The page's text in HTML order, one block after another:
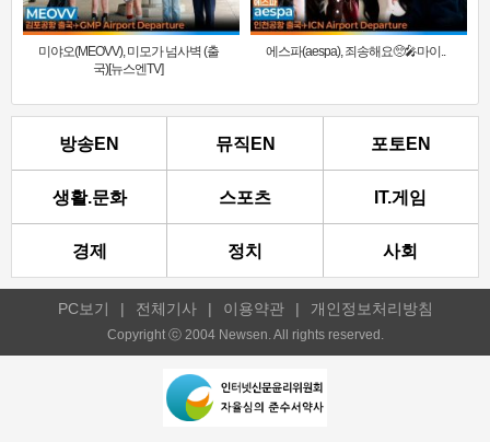
미야오(MEOVV), 미모가 넘사벽 (출
국)[뉴스엔TV]
에스파(aespa), 죄송해요🥺🎤마이..
방송EN 뮤직EN 포토EN
생활.문화 스포츠 IT.게임
경제 정치 사회
PC보기 | 전체기사 | 이용약관 | 개인정보처리방침
Copyright ⓒ 2004 Newsen. All rights reserved.